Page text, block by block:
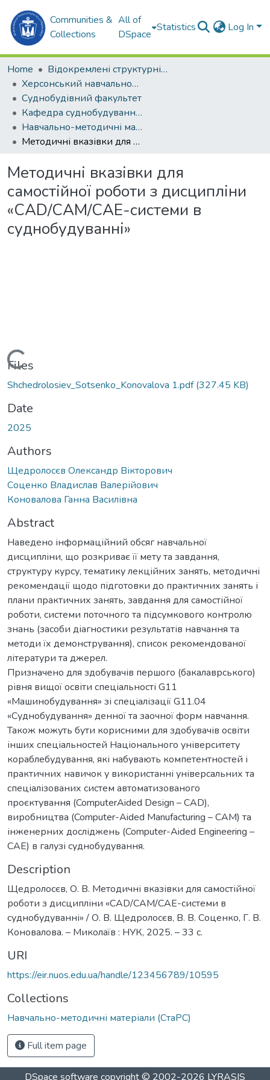
Communities &
Collections
All of
DSpace
Statistics Log In
Home
Відокремлені структурні підрозділи НУК ім. адм. Макарова
Херсонський навчально-науковий інститут НУК ім. адм. Макарова (ХННІ НУК)
Суднобудівний факультет
Кафедра суднобудування та ремонту суден (СтаРС)
Навчально-методичні матеріали (СтаРС)
Методичні вказівки для самостійної роботи з дисципліни «CAD/CAM/CAE-системи в суднобудуванні»
Методичні вказівки для
самостійної роботи з дисципліни
«CAD/CAM/CAE-системи в
суднобудуванні»
Loading...
Files
Shchedrolosiev_Sotsenko_Konovalova 1.pdf(327.45 KB)
Date
2025
Authors
Щедролосєв Олександр Вікторович
Соценко Владислав Валерійович
Коновалова Ганна Василівна
Abstract
Наведено інформаційний обсяг навчальної
дисципліни, що розкриває її мету та завдання,
структуру курсу, тематику лекційних занять, методичні
рекомендації щодо підготовки до практичних занять і
плани практичних занять, завдання для самостійної
роботи, системи поточного та підсумкового контролю
знань (засоби діагностики результатів навчання та
методи їх демонстрування), список рекомендованої
літератури та джерел.
Призначено для здобувачів першого (бакалаврського)
рівня вищої освіти спеціальності G11
«Машинобудування» зі спеціалізації G11.04
«Суднобудування» денної та заочної форм навчання.
Також можуть бути корисними для здобувачів освіти
інших спеціальностей Національного університету
кораблебудування, які набувають компетентностей і
практичних навичок у використанні універсальних та
спеціалізованих систем автоматизованого
проєктування (ComputerAided Design – CAD),
виробництва (Computer-Aided Manufacturing – CAM) та
інженерних досліджень (Computer-Aided Engineering –
CAE) в галузі суднобудування.
Description
Щедролосєв, О. В. Методичні вказівки для самостійної
роботи з дисципліни «CAD/CAM/CAE-системи в
суднобудуванні» / О. В. Щедролосєв, В. В. Соценко, Г. В.
Коновалова. – Миколаїв : НУК, 2025. – 33 с.
URI
https://eir.nuos.edu.ua/handle/123456789/10595
Collections
Навчально-методичні матеріали (СтаРС)
Full item page
DSpace software copyright © 2002-2026 LYRASIS